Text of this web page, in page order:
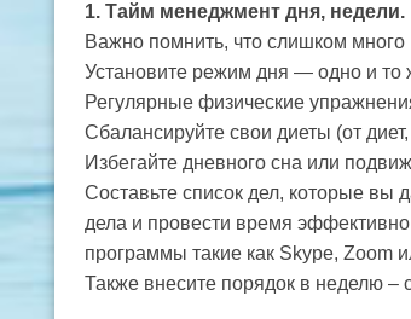
1. Тайм менеджмент дня, недели.
Важно помнить, что слишком
Установите режим дня — одно и то
Регулярные физические
Сбалансируйте свои диеты (от
Избегайте дневного сна или
Составьте список дел, которые вы
дела и провести время
программы такие как Skype, Zoom
Также внесите порядок в неделю –